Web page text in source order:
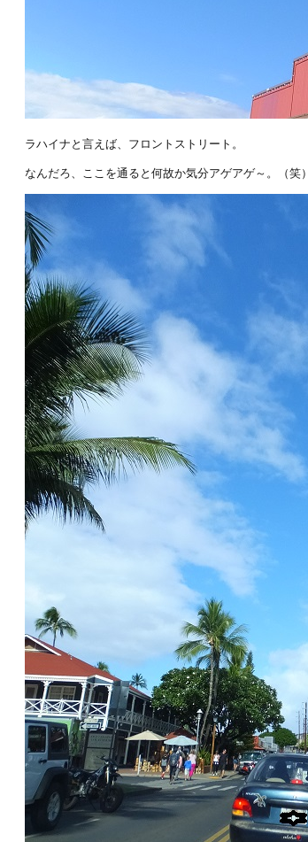
ラハイナと言えば、フロントストリート。
なんだろ、ここを通ると何故か気分アゲアゲ～。（笑）